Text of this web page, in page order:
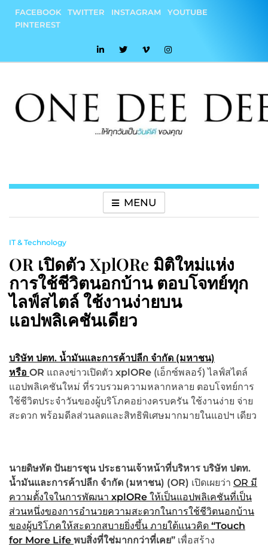
content
FACEBOOK TWITTER INSTAGRAM
YOUTUBE
PINTEREST
MENU
IT & Technology
OR เปิดตัว XplORe มิติใหม่แห่ง
การใช้ชีวิตนอกบ้าน ตอบโจทย์ทุก
ไลฟ์สไตล์ ใช้งานง่ายบน
แอปพลิเคชันเดียว
บริษัท ปตท. น้ำมันและการค้าปลีก จำกัด (มหาชน)
หรือ OR แถลงข่าวเปิดตัว xplORe (เอ็กซ์พลอร์) ไลฟ์สไตล์
แอปพลิเคชันใหม่ ที่รวบรวมความหลากหลาย ตอบโจทย์การ
ใช้ชีวิตประจำวันของผู้บริโภคอย่างครบครัน ใช้งานง่าย จ่าย
สะดวก พร้อมดีลส่วนลดและสิทธิพิเศษมากมายในแอปฯ เดียว
นายดิษทัต ปันยารชุน ประธานเจ้าหน้าที่บริหาร บริษัท ปตท.
น้ำมันและการค้าปลีก จำกัด (มหาชน) (OR) เปิดเผยว่า OR มี
ความตั้งใจในการพัฒนา xplORe ให้เป็นแอปพลิเคชันที่เป็น
ส่วนหนึ่งของการอำนวยความสะดวกในการใช้ชีวิตนอกบ้าน
ของผู้บริโภคให้สะดวกสบายยิ่งขึ้น ภายใต้แนวคิด “Touch
for More Life พบสิ่งที่ใช่มากกว่าที่เคย” เพื่อสร้าง